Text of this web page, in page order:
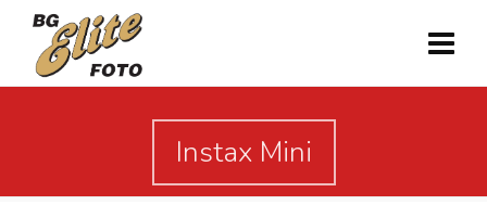
Instax Mini